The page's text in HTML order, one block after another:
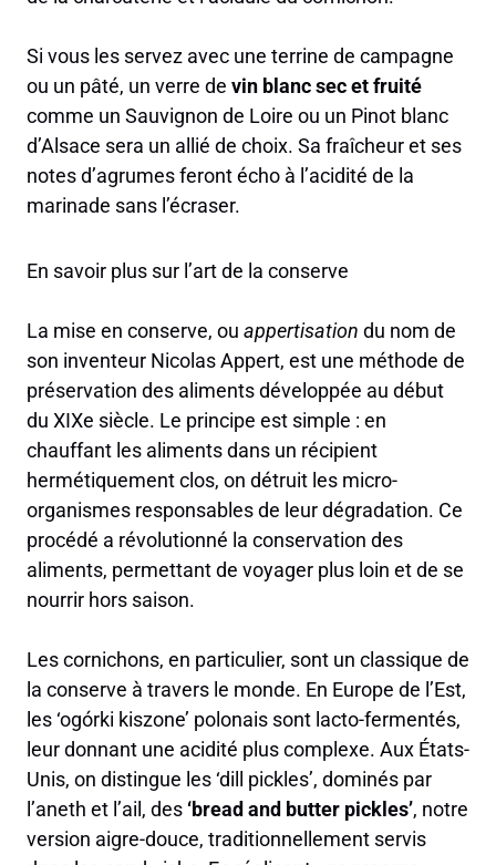
Si vous les servez avec une terrine de campagne
ou un pâté, un verre de vin blanc sec et fruité
comme un Sauvignon de Loire ou un Pinot blanc
d’Alsace sera un allié de choix. Sa fraîcheur et ses
notes d’agrumes feront écho à l’acidité de la
marinade sans l’écraser.
En savoir plus sur l’art de la conserve
La mise en conserve, ou appertisation du nom de
son inventeur Nicolas Appert, est une méthode de
préservation des aliments développée au début
du XIXe siècle. Le principe est simple : en
chauffant les aliments dans un récipient
hermétiquement clos, on détruit les micro-
organismes responsables de leur dégradation. Ce
procédé a révolutionné la conservation des
aliments, permettant de voyager plus loin et de se
nourrir hors saison.
Les cornichons, en particulier, sont un classique de
la conserve à travers le monde. En Europe de l’Est,
les ‘ogórki kiszone’ polonais sont lacto-fermentés,
leur donnant une acidité plus complexe. Aux États-
Unis, on distingue les ‘dill pickles’, dominés par
l’aneth et l’ail, des ‘bread and butter pickles’, notre
version aigre-douce, traditionnellement servis